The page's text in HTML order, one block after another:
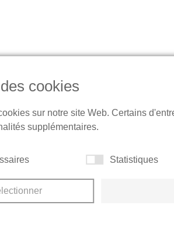
cookies
sur notre site Web. Certains
supplémentaires.
Statistiques